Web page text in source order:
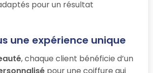
pour un résultat
une expérience unique
, chaque client bénéficie d’un
pour une coiffure qui